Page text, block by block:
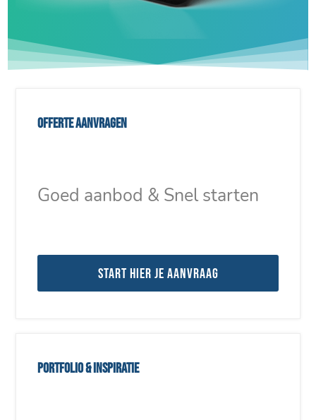
Offerte aanvragen
Goed aanbod & Snel starten
Start hier je aanvraag
Portfolio & inspiratie